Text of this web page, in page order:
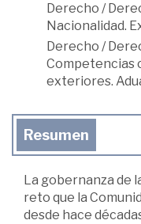
Derecho /
Nacionalidad.
Derecho /
Competencias
exteriores.
Resumen
La gobernanza de
reto que la
desde hace